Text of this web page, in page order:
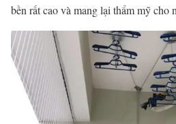
bền rất cao và mang lại thẩm mỹ cho